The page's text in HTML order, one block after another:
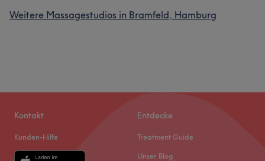
Weitere Massagestudios in Bramfeld, Hamburg
Kontakt
Kunden-Hilfe
Entdecke
Treatment Guide
Unser Blog